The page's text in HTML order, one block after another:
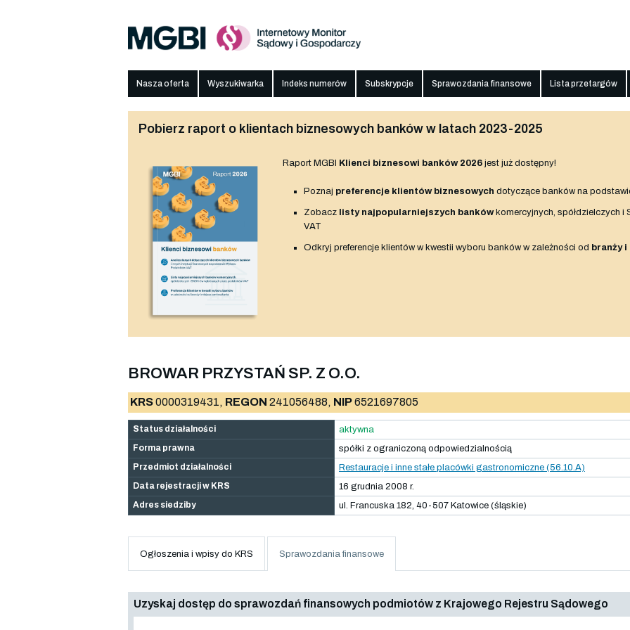
Nasza oferta Wyszukiwarka Indeks numerów Subskrypcje Sprawozdania finansowe Lista przetargów
Pobierz raport o klientach biznesowych banków w latach 2023-2025
Raport MGBI Klienci biznesowi banków 2026 jest już dostępny!
Poznaj preferencje klientów biznesowych dotyczące banków na
Zobacz listy najpopularniejszych bankówkomercyjnych, spółdzielczych i
VAT
Odkryj preferencje klientów w kwestii wyboru banków w zależności od branży
BROWAR PRZYSTAŃ SP. Z O.O.
KRS0000319431, REGON 241056488, NIP6521697805
Status działalności
aktywna
Forma prawna
spółki z ograniczoną odpowiedzialnością
Przedmiot działalności
Restauracje i inne stałe placówki gastronomiczne (56.10.A)
Data rejestracji w KRS
16 grudnia 2008 r.
Adres siedziby
ul. Francuska 182, 40-507 Katowice (śląskie)
Ogłoszenia i wpisy do KRS Sprawozdania finansowe
Uzyskaj dostęp do sprawozdań finansowych podmiotów z Krajowego Rejestru Sądowego